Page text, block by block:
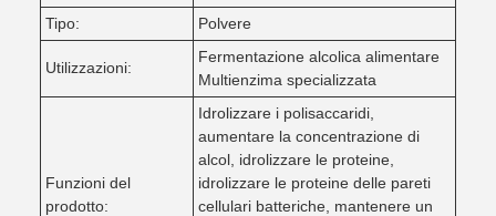
Tipo: Polvere
Utilizzazioni:
Fermentazione alcolica alimentare
Multienzima specializzata
Funzioni del
prodotto:
Idrolizzare i polisaccaridi,
aumentare la concentrazione di
alcol, idrolizzare le proteine,
idrolizzare le proteine delle pareti
cellulari batteriche, mantenere un